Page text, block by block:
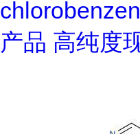
产品 高纯度